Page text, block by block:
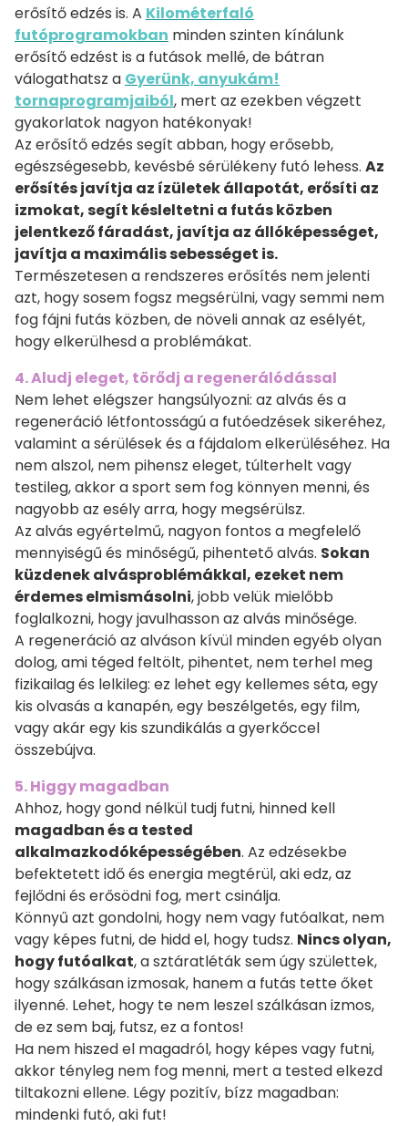
erősítő edzés is. A Kilométerfaló
futóprogramokban minden szinten kínálunk
erősítő edzést is a futások mellé, de bátran
válogathatsz a Gyerünk, anyukám!
tornaprogramjaiból, mert az ezekben végzett
gyakorlatok nagyon hatékonyak!
Az erősítő edzés segít abban, hogy erősebb,
egészségesebb, kevésbé sérülékeny futó lehess. Az
erősítés javítja az ízületek állapotát, erősíti az
izmokat, segít késleltetni a futás közben
jelentkező fáradást, javítja az állóképességet,
javítja a maximális sebességet is.
Természetesen a rendszeres erősítés nem jelenti
azt, hogy sosem fogsz megsérülni, vagy semmi nem
fog fájni futás közben, de növeli annak az esélyét,
hogy elkerülhesd a problémákat.
4. Aludj eleget, törődj a regenerálódással
Nem lehet elégszer hangsúlyozni: az alvás és a
regeneráció létfontosságú a futóedzések sikeréhez,
valamint a sérülések és a fájdalom elkerüléséhez. Ha
nem alszol, nem pihensz eleget, túlterhelt vagy
testileg, akkor a sport sem fog könnyen menni, és
nagyobb az esély arra, hogy megsérülsz.
Az alvás egyértelmű, nagyon fontos a megfelelő
mennyiségű és minőségű, pihentető alvás. Sokan
küzdenek alvásproblémákkal, ezeket nem
érdemes elmismásolni, jobb velük mielőbb
foglalkozni, hogy javulhasson az alvás minősége.
A regeneráció az alváson kívül minden egyéb olyan
dolog, ami téged feltölt, pihentet, nem terhel meg
fizikailag és lelkileg: ez lehet egy kellemes séta, egy
kis olvasás a kanapén, egy beszélgetés, egy film,
vagy akár egy kis szundikálás a gyerkőccel
összebújva.
5. Higgy magadban
Ahhoz, hogy gond nélkül tudj futni, hinned kell
magadban és a tested
alkalmazkodóképességében. Az edzésekbe
befektetett idő és energia megtérül, aki edz, az
fejlődni és erősödni fog, mert csinálja.
Könnyű azt gondolni, hogy nem vagy futóalkat, nem
vagy képes futni, de hidd el, hogy tudsz. Nincs olyan,
hogy futóalkat, a sztáratléták sem úgy születtek,
hogy szálkásan izmosak, hanem a futás tette őket
ilyenné. Lehet, hogy te nem leszel szálkásan izmos,
de ez sem baj, futsz, ez a fontos!
Ha nem hiszed el magadról, hogy képes vagy futni,
akkor tényleg nem fog menni, mert a tested elkezd
tiltakozni ellene. Légy pozitív, bízz magadban:
mindenki futó, aki fut!